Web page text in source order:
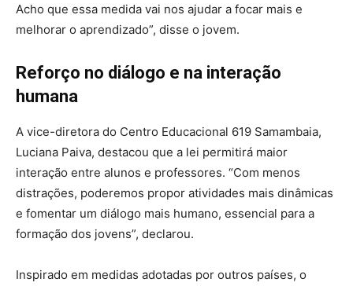
Acho que essa medida vai nos ajudar a focar mais e
melhorar o aprendizado”, disse o jovem.
Reforço no diálogo e na interação
humana
A vice-diretora do Centro Educacional 619 Samambaia,
Luciana Paiva, destacou que a lei permitirá maior
interação entre alunos e professores. “Com menos
distrações, poderemos propor atividades mais dinâmicas
e fomentar um diálogo mais humano, essencial para a
formação dos jovens”, declarou.
Inspirado em medidas adotadas por outros países, o